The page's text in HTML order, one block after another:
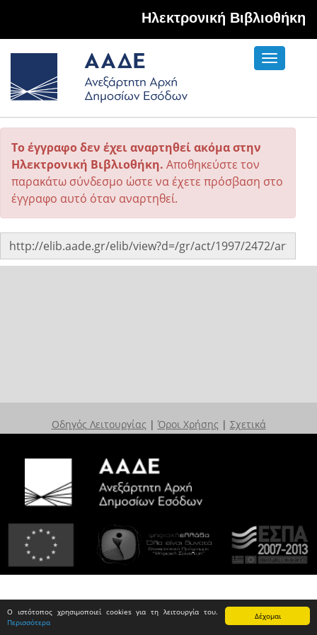
Δέχομαι
Ο ιστότοπος χρησιμοποιεί cookies για τη λειτουργία του.
Περισσότερα
Hλεκτρονική Βιβλιοθήκη
Toggle
Το έγγραφο δεν έχει αναρτηθεί ακόμα στην
Ηλεκτρονική Βιβλιοθήκη. Αποθηκεύστε τον
παρακάτω σύνδεσμο ώστε να έχετε πρόσβαση στο
έγγραφο αυτό όταν αναρτηθεί.
Οδηγός Λειτουργίας | Όροι Χρήσης | Σχετικά